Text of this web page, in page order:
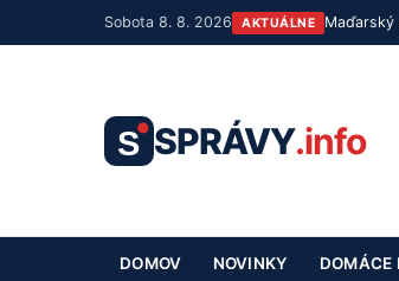
Sobota 8. 8. 2026 AKTUÁLNE
S SPRÁVY.info
DOMOV NOVINKY DOMÁCE